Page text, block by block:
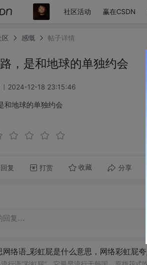
社区活动 赢在CSDN
区 感慨 帖子详情
，是和地球的单独约会
2024-12-18 23:15:46
和地球的单独约会
回复 打赏 收藏 分享
回复…
网络语_彩虹屁是什么意思，网络彩虹屁